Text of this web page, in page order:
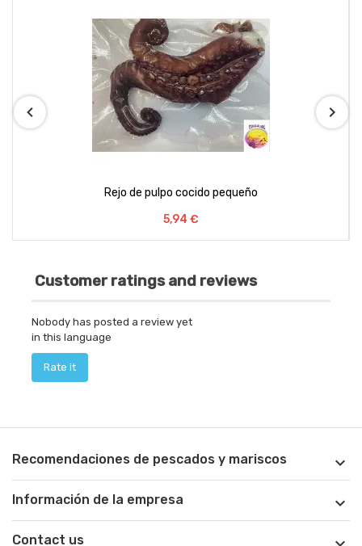
Rejo de pulpo cocido pequeño
Preço
5,94 €
Customer ratings and reviews
Nobody has posted a review yet
in this language
Rate it
Recomendaciones de pescados y mariscos 
Información de la empresa 
Contact us